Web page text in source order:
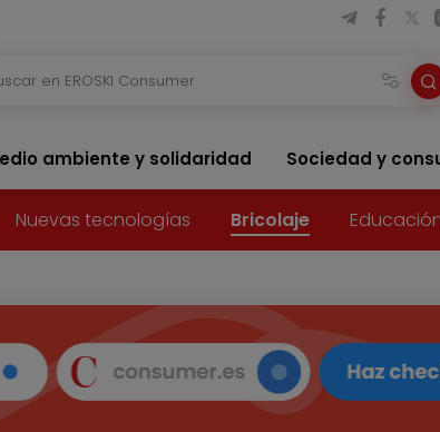
ambiente y solidaridad Sociedad y
Nuevas tecnologías Bricolaje